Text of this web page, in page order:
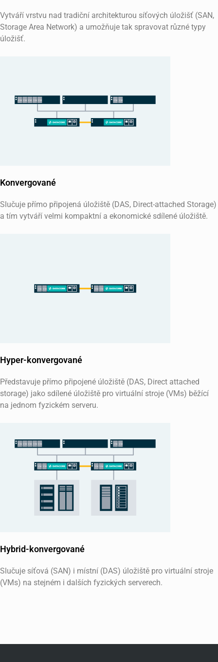
Vytváří vrstvu nad tradiční architekturou síťových úložišť (SAN,
Storage Area Network) a umožňuje tak spravovat různé typy
úložišť.
Konvergované
Slučuje přímo připojená úložiště (DAS, Direct-attached Storage)
a tím vytváří velmi kompaktní a ekonomické sdílené úložiště.
Hyper-konvergované
Představuje přímo připojené úložiště (DAS, Direct attached
storage) jako sdílené úložiště pro virtuální stroje (VMs) běžící
na jednom fyzickém serveru.
Hybrid-konvergované
Slučuje síťová (SAN) i místní (DAS) úložiště pro virtuální stroje
(VMs) na stejném i dalších fyzických serverech.